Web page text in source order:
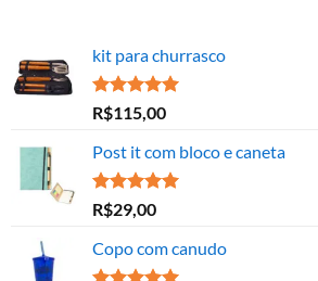
kit para churrasco
Avaliação
5.00
de 5
R$115,00
Post it com bloco e caneta
Avaliação
5.00
de 5
R$29,00
Copo com canudo